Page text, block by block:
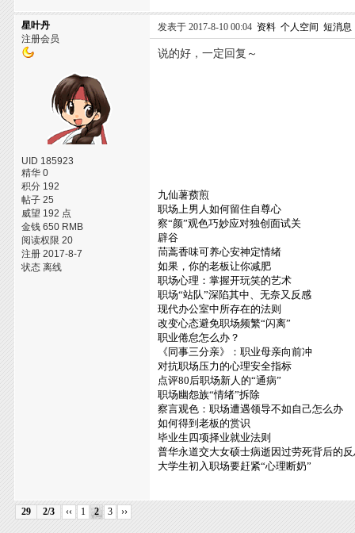
星叶丹
注册会员
UID 185923
精华 0
积分 192
帖子 25
威望 192 点
金钱 650 RMB
阅读权限 20
注册 2017-8-7
状态 离线
发表于 2017-8-10 00:04 资料 个人空间 短消息
说的好，一定回复～
九仙薯蓣煎
职场上男人如何留住自尊心
察“颜”观色巧妙应对独创面试关
辟谷
茼蒿香味可养心安神定情绪
如果，你的老板让你减肥
职场心理：掌握开玩笑的艺术
职场“站队”深陷其中、无奈又反感
现代办公室中所存在的法则
改变心态避免职场频繁“闪离”
职业倦怠怎么办？
《同事三分亲》：职业母亲向前冲
对抗职场压力的心理安全指标
点评80后职场新人的“通病”
职场幽怨族“情绪”拆除
察言观色：职场遭遇领导不如自己怎么办
如何得到老板的赏识
毕业生四项择业就业法则
普华永道交大女硕士病逝因过劳死背后的
大学生初入职场要赶紧“心理断奶”
29 2/3 ‹‹ 1 2 3 ››